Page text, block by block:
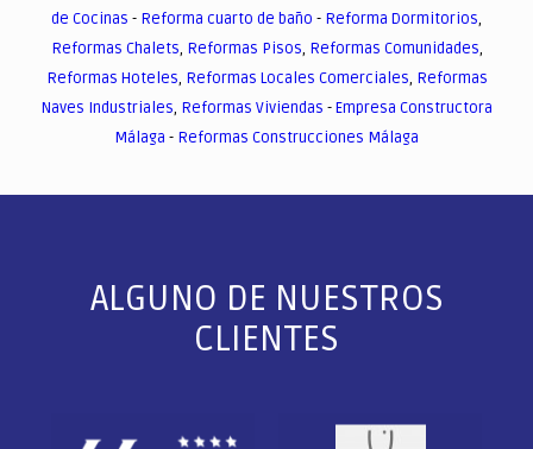
de Cocinas - Reforma cuarto de baño - Reforma Dormitorios,
Reformas Chalets, Reformas Pisos, Reformas Comunidades,
Reformas Hoteles, Reformas Locales Comerciales, Reformas
Naves Industriales, Reformas Viviendas -Empresa Constructora
Málaga - Reformas Construcciones Málaga
ALGUNO DE NUESTROS
CLIENTES